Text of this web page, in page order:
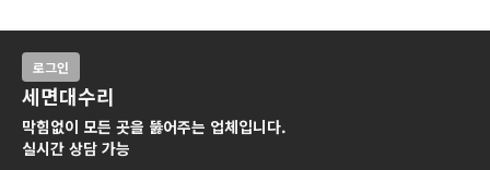
로그인
세면대수리
막힘없이 모든 곳을 뚫어주는 업체입니다.
실시간 상담 가능